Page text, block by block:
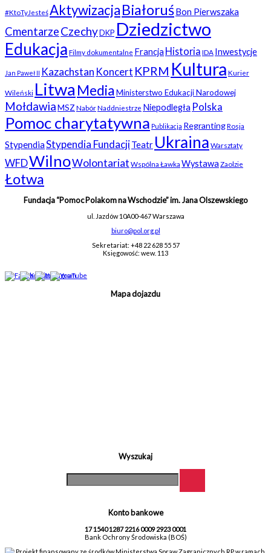
#KtoTyJesteśAktywizacjaBiałoruśBon Pierwszaka
CmentarzeCzechyDKP Dziedzictwo
Edukacja Filmy dokumentalne Francja Historia IDA Inwestycje
Jan Paweł II Kazachstan Koncert KPRM Kultura Kurier
Wileński Litwa MediaMinisterstwo Edukacji Narodowej
MołdawiaMSZ NabórNaddniestrze Niepodległa Polska
Pomoc charytatywna Publikacja RegrantingRosja
StypendiaStypendia FundacjiTeatr Ukraina Warsztaty
WFDWilnoWolontariat Wspólna Ławka Wystawa Zaolzie
Łotwa
Fundacja “Pomoc Polakom na Wschodzie” im. Jana Olszewskiego
ul. Jazdów 10A00-467 Warszawa
biuro@pol.org.pl
Sekretariat: +48 22 628 55 57
Księgowość: wew. 113
Mapa dojazdu
Wyszukaj
Konto bankowe
17 1540 1287 2216 0009 2923 0001
Bank Ochrony Środowiska (BOŚ)
Projekt finansowany ze środków Ministerstwa Spraw Zagranicznych RP w ramach